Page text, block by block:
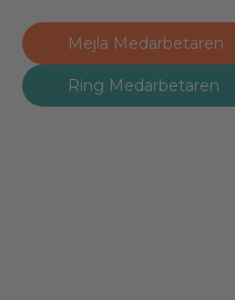
Mejla Medarbetaren
Ring Medarbetaren